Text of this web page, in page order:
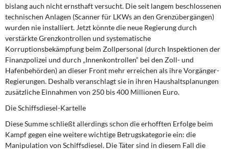
bislang auch nicht ernsthaft versucht. Die seit langem beschlossenen
technischen Anlagen (Scanner für LKWs an den Grenzübergängen)
wurden nie installiert. Jetzt könnte die neue Regierung durch
verstärkte Grenzkontrollen und systematische
Korruptionsbekämpfung beim Zollpersonal (durch Inspektionen der
Finanzpolizei und durch „Innenkontrollen“ bei den Zoll- und
Hafenbehörden) an dieser Front mehr erreichen als ihre Vorgänger-
Regierungen. Deshalb veranschlagt sie in ihren Haushaltsplanungen
zusätzliche Einnahmen von 250 bis 400 Millionen Euro.
Die Schiffsdiesel-Kartelle
Diese Summe schließt allerdings schon die erhofften Erfolge beim
Kampf gegen eine weitere wichtige Betrugskategorie ein: die
Manipulation von Schiffsdiesel. Die Täter sind in diesem Fall die